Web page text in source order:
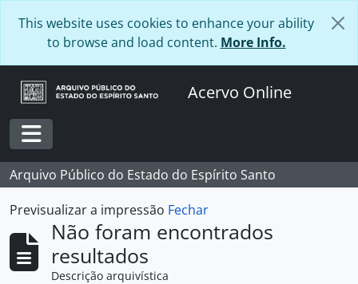
This website uses cookies to enhance your ability
to browse and load content. More Info.
Acervo Online
Toggle navigation
Arquivo Público do Estado do Espírito Santo
Previsualizar a impressão Fechar
Não foram encontrados
resultados
Descrição arquivística